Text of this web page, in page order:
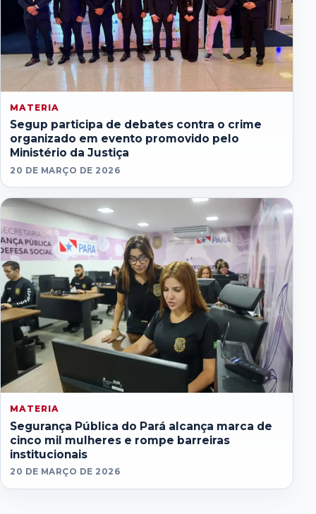
MATERIA
Segup participa de debates contra o crime
organizado em evento promovido pelo
Ministério da Justiça
20 DE MARÇO DE 2026
MATERIA
Segurança Pública do Pará alcança marca de
cinco mil mulheres e rompe barreiras
institucionais
20 DE MARÇO DE 2026